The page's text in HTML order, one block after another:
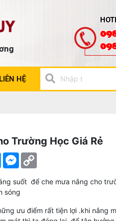
LIÊN HỆ
Trường Học Giá Rẻ
TwitterMessenger
suốt để che mưa nắng cho
sóng
ưu điểm rất tiện lợi .khi nắng